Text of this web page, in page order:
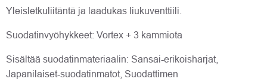
Yleisletkuliitäntä ja laadukas liukuventtiili.
Suodatinvyöhykkeet: Vortex + 3 kammiota
Sisältää suodatinmateriaalin: Sansai-erikoisharjat,
Japanilaiset-suodatinmatot, Suodattimen